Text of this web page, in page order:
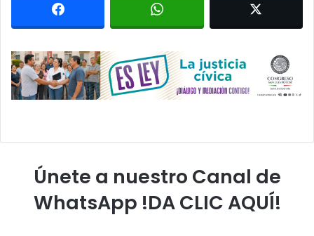
Únete a nuestro Canal de
WhatsApp !DA CLIC AQUÍ!